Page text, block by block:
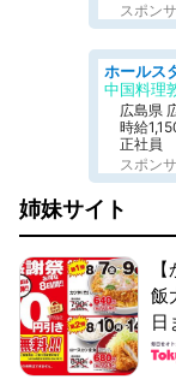
スポン
中国料理
広島県
時給
正社員
スポン
姉妹サイト
飯
日